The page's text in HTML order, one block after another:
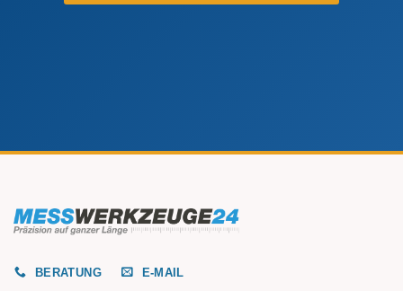
BERATUNG E-MAIL